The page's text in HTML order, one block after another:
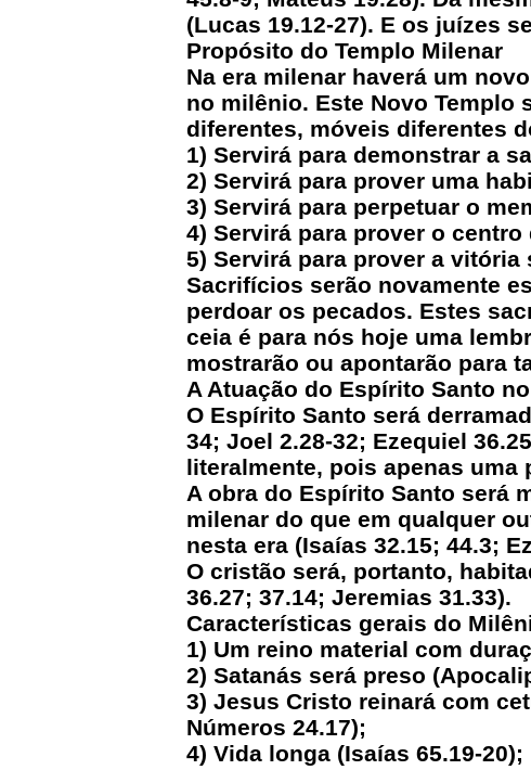
(Lucas 19.12-27). E os juízes
Propósito do Templo Milenar
Na era milenar haverá um
no milênio. Este Novo Templo
diferentes, móveis diferentes
1) Servirá para demonstrar a
2) Servirá para prover uma
3) Servirá para perpetuar o
4) Servirá para prover o
5) Servirá para prover a vitória
Sacrifícios serão novamente
perdoar os pecados. Estes
ceia é para nós hoje uma
mostrarão ou apontarão para
A Atuação do Espírito Santo
O Espírito Santo será
34; Joel 2.28-32; Ezequiel
literalmente, pois apenas uma
A obra do Espírito Santo será
milenar do que em qualquer
nesta era (Isaías 32.15; 44.3;
O cristão será, portanto,
36.27; 37.14; Jeremias 31.33).
Características gerais do
1) Um reino material com
2) Satanás será preso
3) Jesus Cristo reinará com
Números 24.17);
4) Vida longa (Isaías 65.19-20);